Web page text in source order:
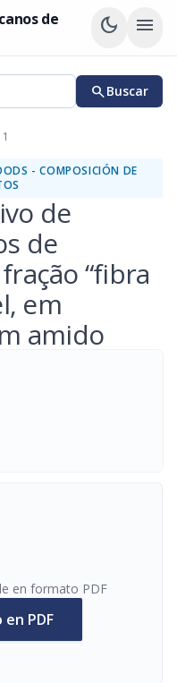
de
dark_mode menu
searchBuscar
- COMPOSICIÓN DE
de
de
“fibra
em
amido
en formato PDF
PDF